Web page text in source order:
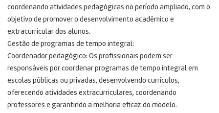
coordenando atividades pedagógicas no período ampliado, com o
objetivo de promover o desenvolvimento acadêmico e
extracurricular dos alunos.
Gestão de programas de tempo integral:
Coordenador pedagógico: Os profissionais podem ser
responsáveis ​​por coordenar programas de tempo integral em
escolas públicas ou privadas, desenvolvendo currículos,
oferecendo atividades extracurriculares, coordenando
professores e garantindo a melhoria eficaz do modelo.